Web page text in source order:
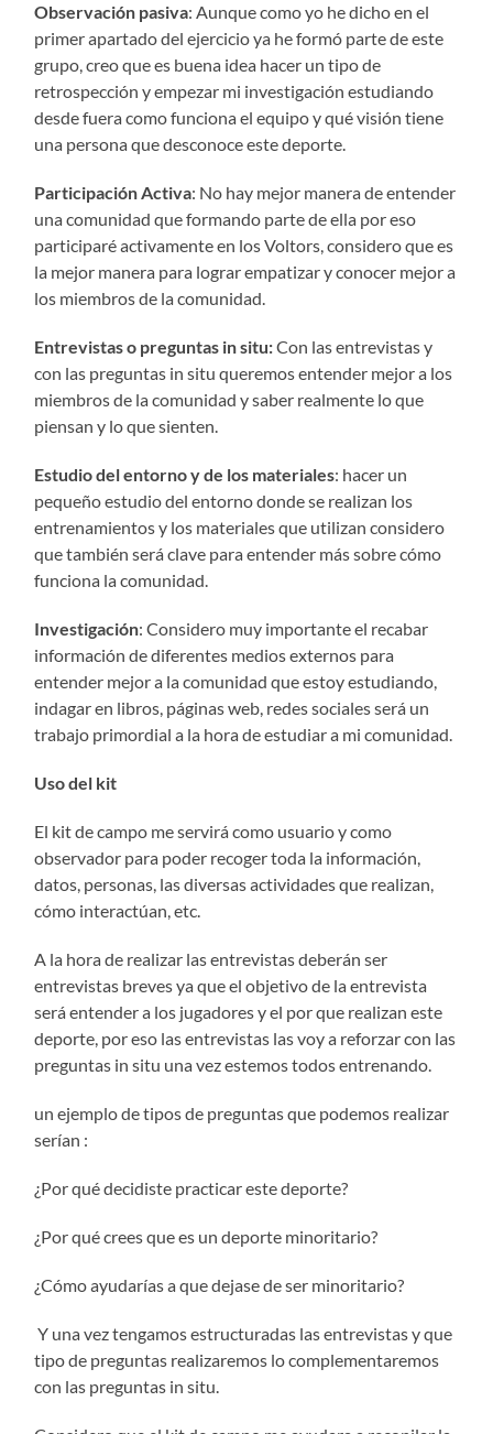
Observación pasiva: Aunque como yo he dicho en el
primer apartado del ejercicio ya he formó parte de este
grupo, creo que es buena idea hacer un tipo de
retrospección y empezar mi investigación estudiando
desde fuera como funciona el equipo y qué visión tiene
una persona que desconoce este deporte.
Participación Activa: No hay mejor manera de entender
una comunidad que formando parte de ella por eso
participaré activamente en los Voltors, considero que es
la mejor manera para lograr empatizar y conocer mejor a
los miembros de la comunidad.
Entrevistas o preguntas in situ:Con las entrevistas y
con las preguntas in situ queremos entender mejor a los
miembros de la comunidad y saber realmente lo que
piensan y lo que sienten.
Estudio del entorno y de los materiales: hacer un
pequeño estudio del entorno donde se realizan los
entrenamientos y los materiales que utilizan considero
que también será clave para entender más sobre cómo
funciona la comunidad.
Investigación: Considero muy importante el recabar
información de diferentes medios externos para
entender mejor a la comunidad que estoy estudiando,
indagar en libros, páginas web, redes sociales será un
trabajo primordial a la hora de estudiar a mi comunidad.
Uso del kit
El kit de campo me servirá como usuario y como
observador para poder recoger toda la información,
datos, personas, las diversas actividades que realizan,
cómo interactúan, etc.
A la hora de realizar las entrevistas deberán ser
entrevistas breves ya que el objetivo de la entrevista
será entender a los jugadores y el por que realizan este
deporte, por eso las entrevistas las voy a reforzar con las
preguntas in situ una vez estemos todos entrenando.
un ejemplo de tipos de preguntas que podemos realizar
serían :
¿Por qué decidiste practicar este deporte?
¿Por qué crees que es un deporte minoritario?
¿Cómo ayudarías a que dejase de ser minoritario?
Y una vez tengamos estructuradas las entrevistas y que
tipo de preguntas realizaremos lo complementaremos
con las preguntas in situ.